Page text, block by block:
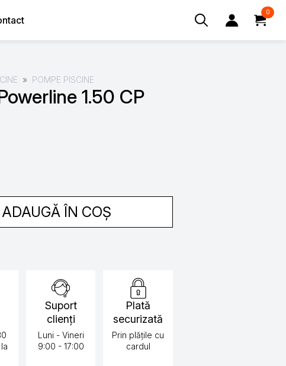
Search
0
POMPE PISCINE
1.50 CP
ADAUGĂ ÎN COȘ
Suport
clienți
Luni - Vineri
9:00 - 17:00
Plată
securizată
Prin plățile cu
cardul